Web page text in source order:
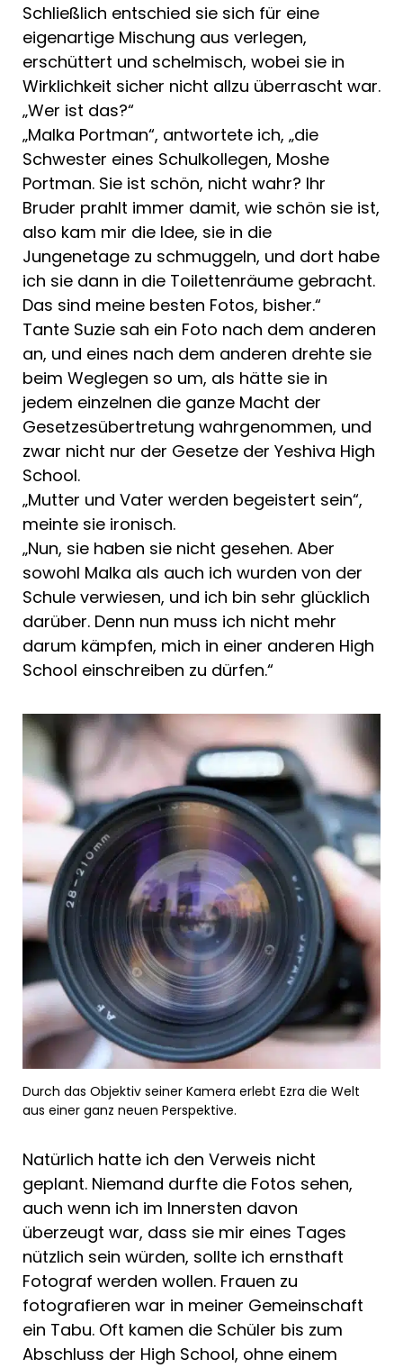
Schließlich entschied sie sich für eine
eigenartige Mischung aus verlegen,
erschüttert und schelmisch, wobei sie in
Wirklichkeit sicher nicht allzu überrascht war.
„Wer ist das?“
„Malka Portman“, antwortete ich, „die
Schwester eines Schulkollegen, Moshe
Portman. Sie ist schön, nicht wahr? Ihr
Bruder prahlt immer damit, wie schön sie ist,
also kam mir die Idee, sie in die
Jungenetage zu schmuggeln, und dort habe
ich sie dann in die Toilettenräume gebracht.
Das sind meine besten Fotos, bisher.“
Tante Suzie sah ein Foto nach dem anderen
an, und eines nach dem anderen drehte sie
beim Weglegen so um, als hätte sie in
jedem einzelnen die ganze Macht der
Gesetzesübertretung wahrgenommen, und
zwar nicht nur der Gesetze der Yeshiva High
School.
„Mutter und Vater werden begeistert sein“,
meinte sie ironisch.
„Nun, sie haben sie nicht gesehen. Aber
sowohl Malka als auch ich wurden von der
Schule verwiesen, und ich bin sehr glücklich
darüber. Denn nun muss ich nicht mehr
darum kämpfen, mich in einer anderen High
School einschreiben zu dürfen.“
Durch das Objektiv seiner Kamera erlebt Ezra die Welt
aus einer ganz neuen Perspektive.
Natürlich hatte ich den Verweis nicht
geplant. Niemand durfte die Fotos sehen,
auch wenn ich im Innersten davon
überzeugt war, dass sie mir eines Tages
nützlich sein würden, sollte ich ernsthaft
Fotograf werden wollen. Frauen zu
fotografieren war in meiner Gemeinschaft
ein Tabu. Oft kamen die Schüler bis zum
Abschluss der High School, ohne einem